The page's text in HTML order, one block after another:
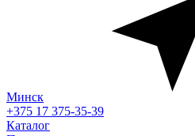
Минск
+375 17 375-35-39
Каталог